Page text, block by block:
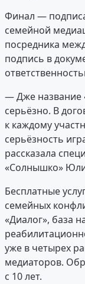
Финал —
семейной
посредника
подпись в
— Дже название
серьёзно. В
к каждому
серьёзность
рассказала
«Солнышко»
Бесплатные
семейных
«Диалог», база
уже в четырех
медиаторов.
с 10 лет.